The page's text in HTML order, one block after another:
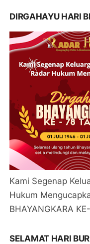
DIRGAHAYU HARI
Kami Segenap
Hukum
BHAYANGKARA
SELAMAT HARI